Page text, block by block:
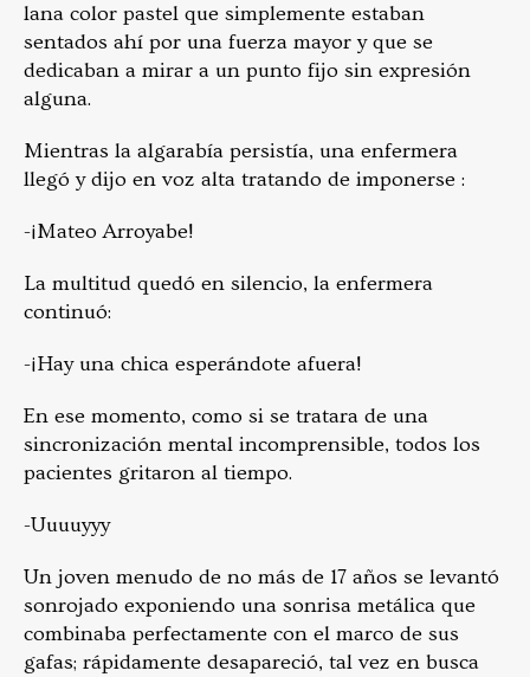
lana color pastel que simplemente estaban
sentados ahí por una fuerza mayor y que se
dedicaban a mirar a un punto fijo sin expresión
alguna.
Mientras la algarabía persistía, una enfermera
llegó y dijo en voz alta tratando de imponerse :
-¡Mateo Arroyabe!
La multitud quedó en silencio, la enfermera
continuó:
-¡Hay una chica esperándote afuera!
En ese momento, como si se tratara de una
sincronización mental incomprensible, todos los
pacientes gritaron al tiempo.
-Uuuuyyy
Un joven menudo de no más de 17 años se levantó
sonrojado exponiendo una sonrisa metálica que
combinaba perfectamente con el marco de sus
gafas; rápidamente desapareció, tal vez en busca